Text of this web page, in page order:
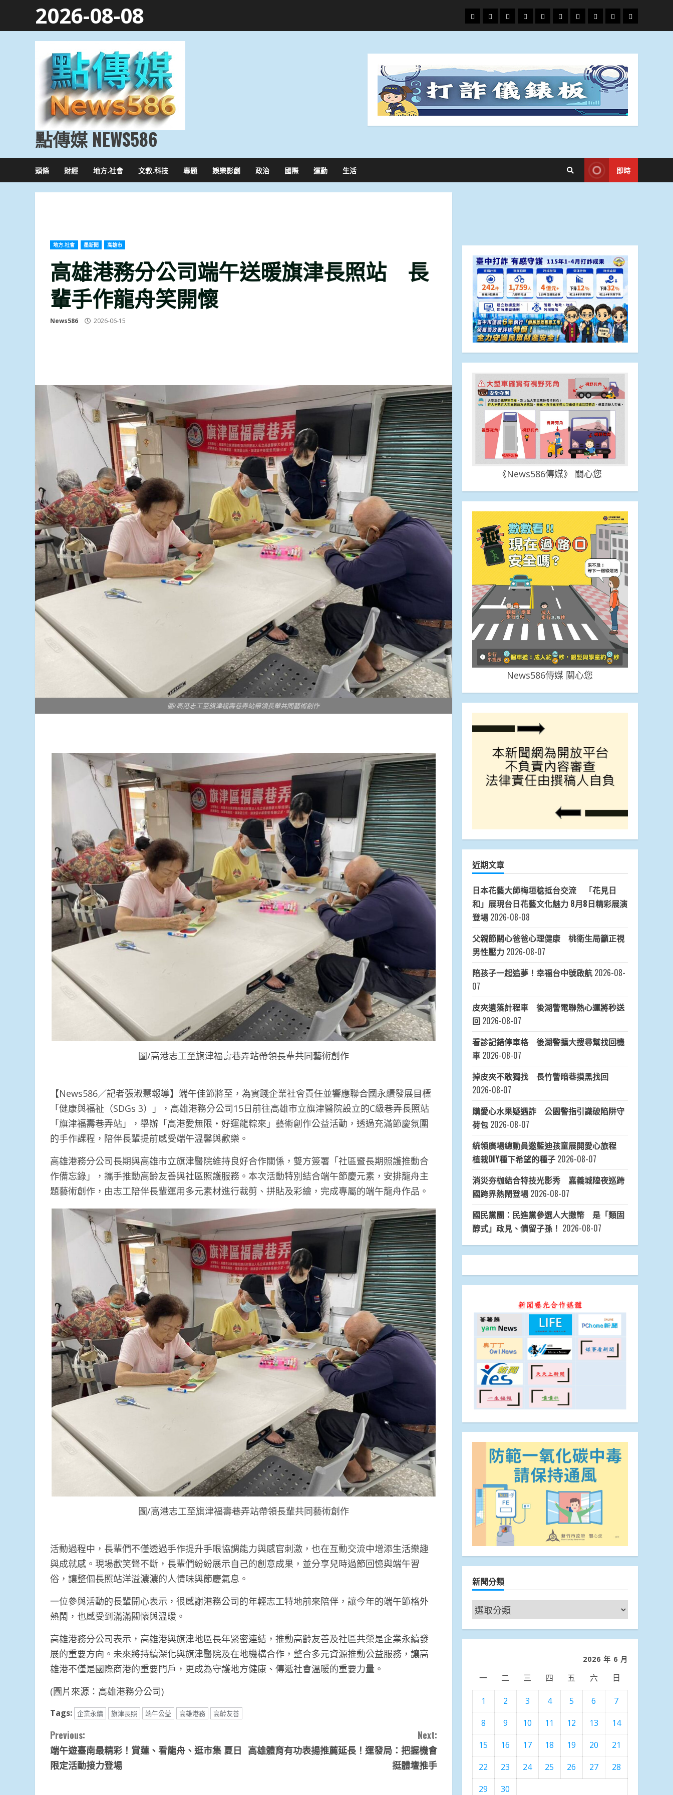
2026-08-08
頭
條
財
經
地
方.
文
教.
專
題
娛
樂
政
治
國
際
運
動
生
活
點傳媒 NEWS586
頭條 財經 地方.社會 文教.科技 專題 娛樂影劇 政治 國際 運動 生活 即時
地方.社會 墨新聞 高雄市
高雄港務分公司端午送暖旗津長照站 長
輩手作龍舟笑開懷
News586 2026-06-15
圖/高港志工至旗津福壽巷弄站帶領長輩共同藝術創作
圖/高港志工至旗津福壽巷弄站帶領長輩共同藝術創作
【News586／記者張淑慧報導】端午佳節將至，為實踐企業社會責任並響應聯合國永續發展目標
「健康與福祉（SDGs 3）」，高雄港務分公司15日前往高雄市立旗津醫院設立的C級巷弄長照站
「旗津福壽巷弄站」，舉辦「高港愛無限・好運龍粽來」藝術創作公益活動，透過充滿節慶氛圍
的手作課程，陪伴長輩提前感受端午溫馨與歡樂。
高雄港務分公司長期與高雄市立旗津醫院維持良好合作關係，雙方簽署「社區暨長期照護推動合
作備忘錄」，攜手推動高齡友善與社區照護服務。本次活動特別結合端午節慶元素，安排龍舟主
題藝術創作，由志工陪伴長輩運用多元素材進行裁剪、拼貼及彩繪，完成專屬的端午龍舟作品。
圖/高港志工至旗津福壽巷弄站帶領長輩共同藝術創作
活動過程中，長輩們不僅透過手作提升手眼協調能力與感官刺激，也在互動交流中增添生活樂趣
與成就感。現場歡笑聲不斷，長輩們紛紛展示自己的創意成果，並分享兒時過節回憶與端午習
俗，讓整個長照站洋溢濃濃的人情味與節慶氣息。
一位參與活動的長輩開心表示，很感謝港務公司的年輕志工特地前來陪伴，讓今年的端午節格外
熱鬧，也感受到滿滿關懷與溫暖。
高雄港務分公司表示，高雄港與旗津地區長年緊密連結，推動高齡友善及社區共榮是企業永續發
展的重要方向。未來將持續深化與旗津醫院及在地機構合作，整合多元資源推動公益服務，讓高
雄港不僅是國際商港的重要門戶，更成為守護地方健康、傳遞社會溫暖的重要力量。
(圖片來源：高雄港務分公司)
Tags: 企業永續 旗津長照 端午公益 高雄港務 高齡友善
Continue
Reading
Previous:
端午遊臺南最精彩！賞蓮、看龍舟、逛市集 夏日
限定活動接力登場
Next:
高雄體育有功表揚推薦延長！運發局：把握機會
挺體壇推手
《News586傳媒》 關心您
News586傳媒 關心您
近期文章
日本花藝大師梅垣稔抵台交流 「花見日
和」展現台日花藝文化魅力 8月8日精彩展演
登場 2026-08-08
父親節關心爸爸心理健康 桃衛生局籲正視
男性壓力 2026-08-07
陪孩子一起追夢！幸福台中號啟航 2026-08-
07
皮夾遺落計程車 後湖警電聯熱心運將秒送
回 2026-08-07
看診記錯停車格 後湖警擴大搜尋幫找回機
車 2026-08-07
掉皮夾不敢獨找 長竹警暗巷摸黑找回
2026-08-07
購愛心水果疑遇詐 公園警指引識破陷阱守
荷包 2026-08-07
統領廣場總動員邀藍迪孩童展開愛心旅程
植栽DIY種下希望的種子 2026-08-07
消災夯枷結合特技光影秀 嘉義城隍夜巡跨
國跨界熱鬧登場 2026-08-07
國民黨團：民進黨參選人大撒幣 是「類固
醇式」政見、債留子孫！ 2026-08-07
新聞分類
新
聞
分
2026 年 6 月
一 二 三 四 五 六 日
1 2 3 4 5 6
7
8
9 10 11 12 13
14
15
16 17 18 19 20
21
22
23 24 25 26 27
28
29
30